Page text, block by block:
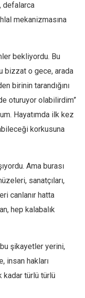
defalarca
mekanizmasına
bekliyordu. Bu
bizzat o gece, arada
birinin tarandığını
oturuyor olabilirdim”
Hayatımda ilk kez
korkusuna
Ama burası
sanatçıları,
canlanır hatta
hep kalabalık
şikayetler yerini,
insan hakları
kadar türlü türlü